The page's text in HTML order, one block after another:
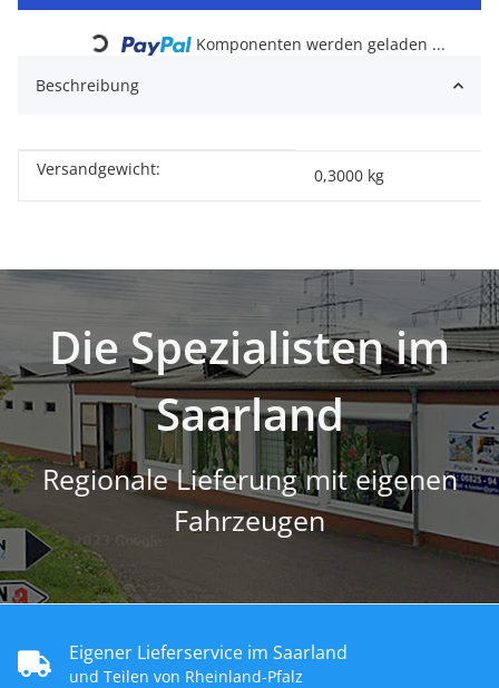
Loading...
Komponenten werden geladen ...
Beschreibung
Produkteigenschaft
Wert
Versandgewicht: 0,3000 kg
Die Spezialisten im
Saarland
Regionale Lieferung mit eigenen
Fahrzeugen
Eigener Lieferservice im Saarland
und Teilen von Rheinland-Pfalz